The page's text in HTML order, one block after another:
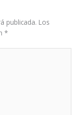
publicada. Los
*